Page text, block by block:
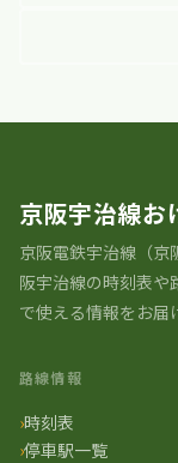
京阪宇治線お
京阪電鉄宇治線（京
阪宇治線の時刻表や
で使える情報をお届
路線情報
時刻表
停車駅一覧